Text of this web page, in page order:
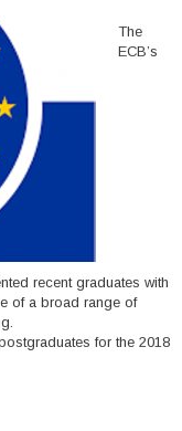
The
ECB’s
recent graduates with
of a broad range of
for the 2018